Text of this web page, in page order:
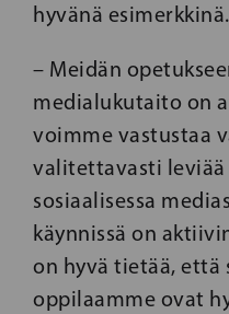
hyvänä esimerkkinä.
– Meidän
medialukutaito on
voimme vastustaa
valitettavasti leviää
sosiaalisessa
käynnissä on
on hyvä tietää, että
oppilaamme ovat